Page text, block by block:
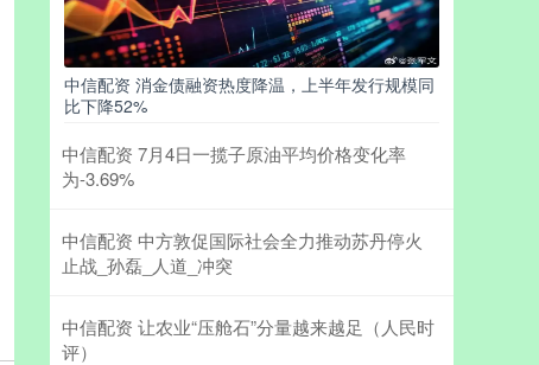
中信配资 消金债融资热度降温，上半年发行规模同
比下降52%
中信配资 7月4日一揽子原油平均价格变化率
为-3.69%
中信配资 中方敦促国际社会全力推动苏丹停火
止战_孙磊_人道_冲突
中信配资 让农业“压舱石”分量越来越足（人民时
评）